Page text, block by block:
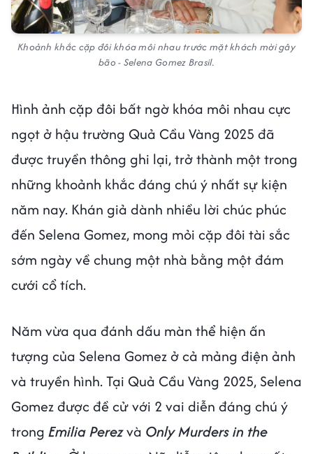
Khoảnh khắc cặp đôi khóa môi nhau trước mặt khách mời gây
bão - Selena Gomez Brasil.
Hình ảnh cặp đôi bất ngờ khóa môi nhau cực
ngọt ở hậu trường Quả Cầu Vàng 2025 đã
được truyền thông ghi lại, trở thành một trong
những khoảnh khắc đáng chú ý nhất sự kiện
năm nay. Khán giả dành nhiều lời chúc phúc
đến Selena Gomez, mong mỏi cặp đôi tài sắc
sớm ngày về chung một nhà bằng một đám
cưới cổ tích.
Năm vừa qua đánh dấu màn thể hiện ấn
tượng của Selena Gomez ở cả mảng điện ảnh
và truyền hình. Tại Quả Cầu Vàng 2025, Selena
Gomez được đề cử với 2 vai diễn đáng chú ý
trong Emilia Perezvà Only Murders in the